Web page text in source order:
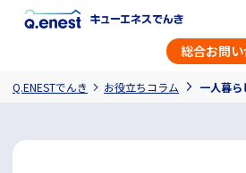
総合お問
Q.ENESTでんき お役立ちコラム 一人暮ら